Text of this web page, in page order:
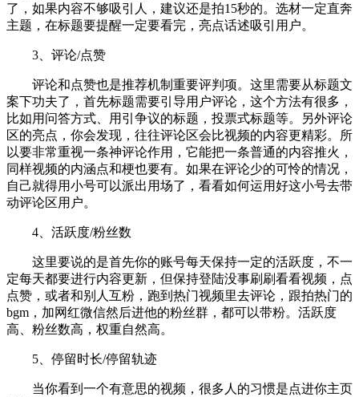
了，如果内容不够吸引人，建议还是拍15秒的。选材一定直奔
主题，在标题要提醒一定要看完，亮点话述吸引用户。
3、评论/点赞
评论和点赞也是推荐机制重要评判项。这里需要从标题文
案下功夫了，首先标题需要引导用户评论，这个方法有很多，
比如用问答方式、用引争议的标题，投票式标题等。另外评论
区的亮点，你会发现，往往评论区会比视频的内容更精彩。所
以要非常重视一条神评论作用，它能把一条普通的内容推火，
同样视频的内涵点和梗也要有。如果在评论少的可怜的情况，
自己就得用小号可以派出用场了，看看如何运用好这小号去带
动评论区用户。
4、活跃度/粉丝数
这里要说的是首先你的账号每天保持一定的活跃度，不一
定每天都要进行内容更新，但保持登陆没事刷刷看看视频，点
点赞，或者和别人互粉，跑到热门视频里去评论，跟拍热门的
bgm，加网红微信然后进他的粉丝群，都可以带粉。活跃度
高、粉丝数高，权重自然高。
5、停留时长/停留轨迹
当你看到一个有意思的视频，很多人的习惯是点进你主页